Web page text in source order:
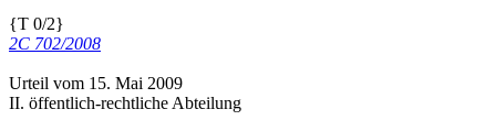
{T 0/2}
2C 702/2008
Urteil vom 15. Mai 2009
II. öffentlich-rechtliche Abteilung